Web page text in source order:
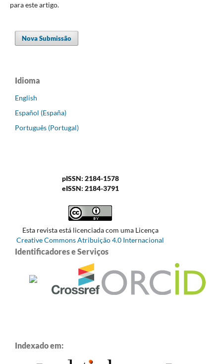
para este artigo.
Nova Submissão
Idioma
English
Español (España)
Português (Portugal)
pISSN: 2184-1578
eISSN: 2184-3791
Esta revista está licenciada com uma Licença
Creative Commons Atribuição 4.0 Internacional
Identificadores e Serviços
Indexado em: